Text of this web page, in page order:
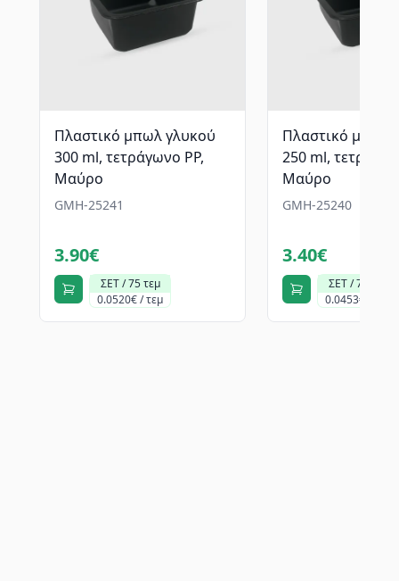
Πλαστικό μπωλ γλυκού
300 ml, τετράγωνο PP,
Mαύρο
GMH-25241
3.90€
ΣΕΤ / 75 τεμ
0.0520€ / τεμ
Πλαστικό μπωλ
250 ml,
Mαύρο
GMH-25240
3.40€
ΣΕΤ / 75 τεμ
0.0453€ / τεμ